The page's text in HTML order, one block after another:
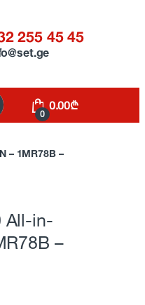
255 45 45
0
0.00₾
– 1MR78B –
All-in-
–